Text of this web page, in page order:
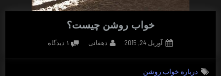
خواب روشن چیست؟
Posted
آوریل 24, 2015 By
دهقانی ۱ دیدگاه
برای
درباره خواب روشن